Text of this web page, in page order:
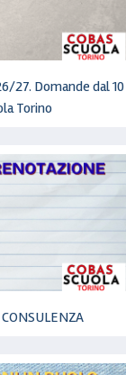
27. Domande dal 10
Torino